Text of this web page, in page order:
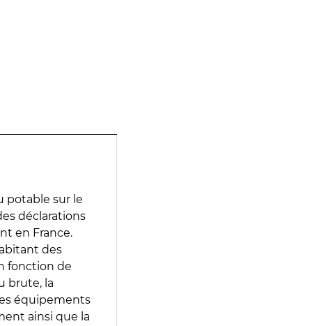
potable sur le
déclarations
en France.
des
fonction de
brute, la
équipements
ainsi que la